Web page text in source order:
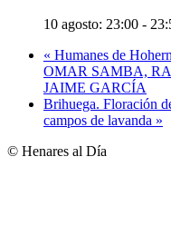
10 agosto: 23:00 -
« Humanes de
OMAR SAMBA,
JAIME GARCÍA
Brihuega. Floración
campos de lavanda »
© Henares al Día